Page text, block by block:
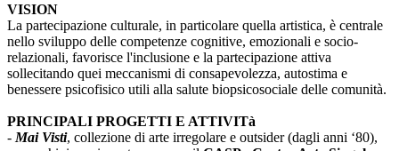
VISION
La partecipazione culturale, in particolare quella artistica, è centrale
nello sviluppo delle competenze cognitive, emozionali e socio-
relazionali, favorisce l'inclusione e la partecipazione attiva
sollecitando quei meccanismi di consapevolezza, autostima e
benessere psicofisico utili alla salute biopsicosociale delle comunità.
PRINCIPALI PROGETTI E ATTIVITà
- Mai Visti, collezione di arte irregolare e outsider (dagli anni ‘80),